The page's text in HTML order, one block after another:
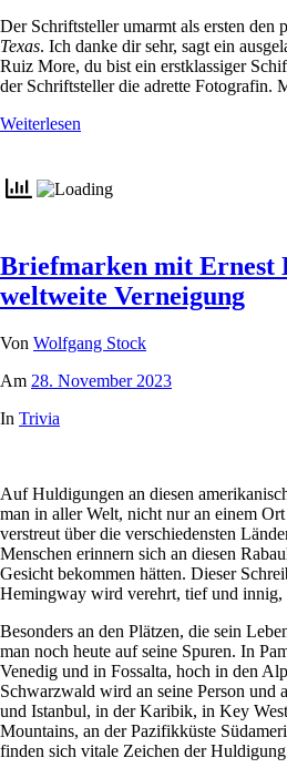
Der Schriftsteller umarmt als ersten den
Texas. Ich danke dir sehr, sagt ein
Ruiz More, du bist ein erstklassiger
der Schriftsteller die adrette Fotografin.
Weiterlesen
Briefmarken mit Ernest
weltweite Verneigung
Von Wolfgang Stock
Am 28. November 2023
In Trivia
Auf Huldigungen an diesen
man in aller Welt, nicht nur an einem
verstreut über die verschiedensten
Menschen erinnern sich an diesen
Gesicht bekommen hätten. Dieser
Hemingway wird verehrt, tief und
Besonders an den Plätzen, die sein
man noch heute auf seine Spuren. In
Venedig und in Fossalta, hoch in den
Schwarzwald wird an seine Person und
und Istanbul, in der Karibik, in Key
Mountains, an der Pazifikküste
finden sich vitale Zeichen der